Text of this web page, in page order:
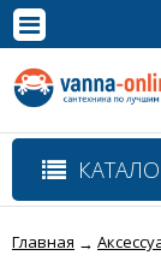
Полная версия
Главная →